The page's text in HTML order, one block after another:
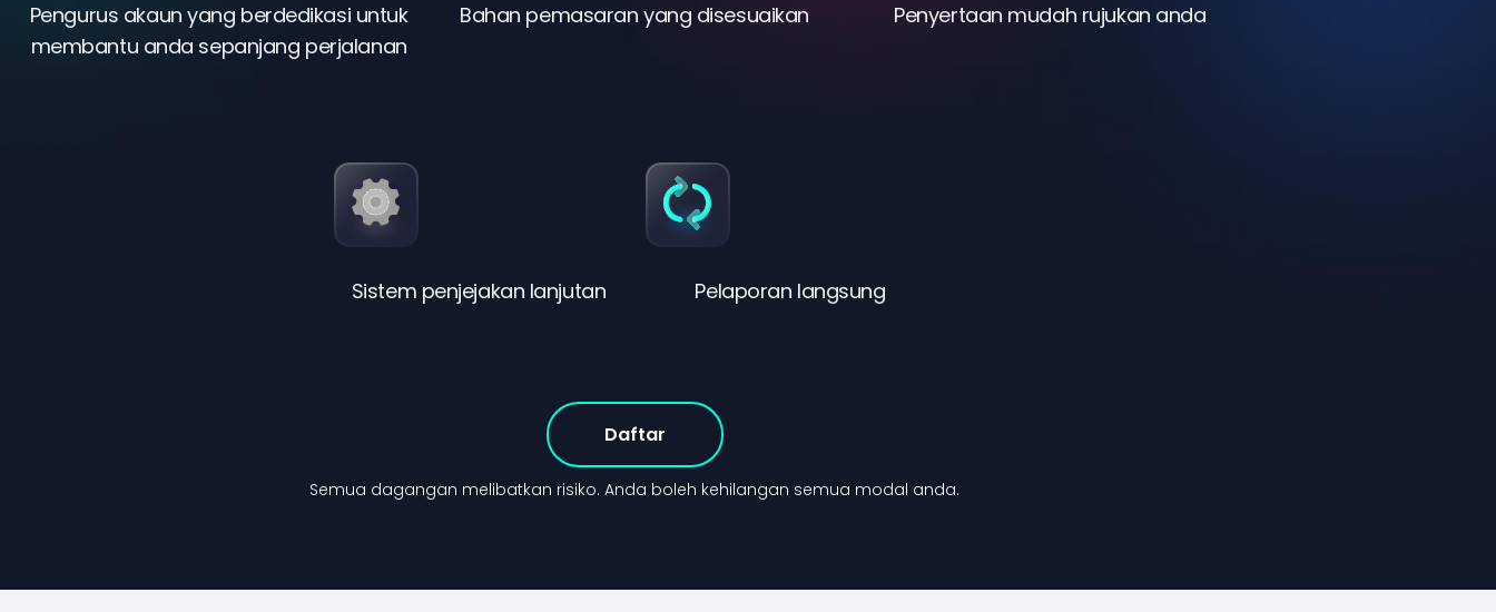
Pengurus akaun yang berdedikasi untuk
membantu anda sepanjang perjalanan
Bahan pemasaran yang disesuaikan Penyertaan mudah rujukan anda
Sistem penjejakan lanjutan Pelaporan langsung
Daftar
Semua dagangan melibatkan risiko. Anda boleh kehilangan semua modal anda.